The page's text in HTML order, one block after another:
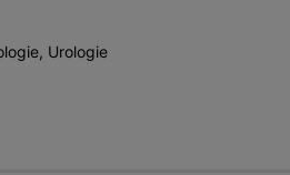
Urologie